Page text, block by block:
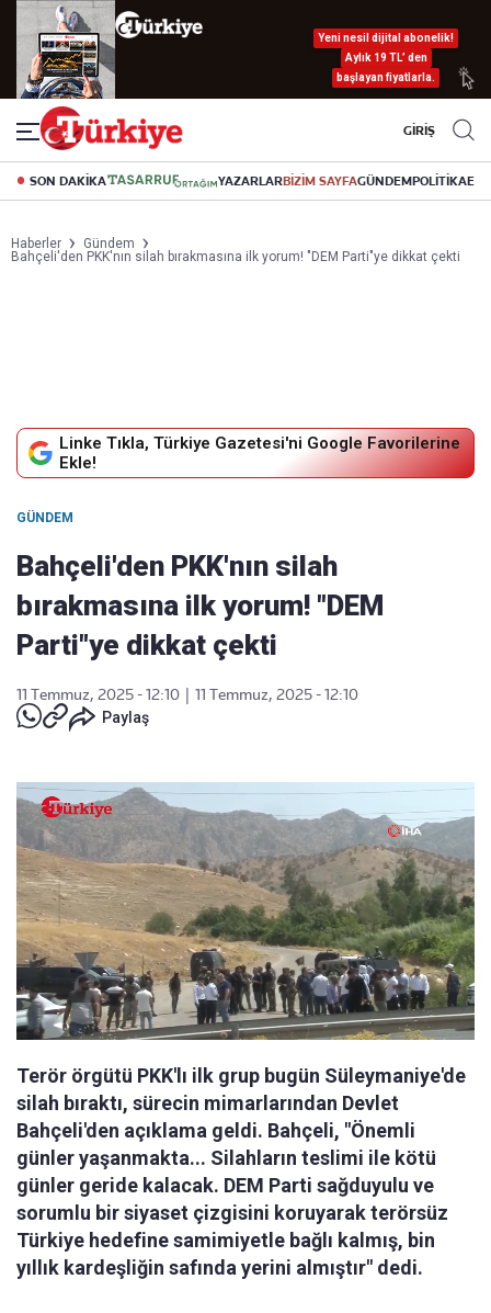
Yeni nesil dijital abonelik!
Aylık 19 TL’ den
başlayan fiyatlarla.
GİRİŞ
SON DAKİKA YAZARLARBİZİM SAYFAGÜNDEMPOLİTİKA
Haberler
Gündem
Bahçeli'den PKK'nın silah bırakmasına ilk yorum! "DEM Parti"ye dikkat çekti
Linke Tıkla, Türkiye Gazetesi'ni Google Favorilerine
Ekle!
GÜNDEM
Bahçeli'den PKK'nın silah
bırakmasına ilk yorum! "DEM
Parti"ye dikkat çekti
11 Temmuz, 2025 - 12:10
11 Temmuz, 2025 - 12:10
Paylaş
Terör örgütü PKK'lı ilk grup bugün Süleymaniye'de
silah bıraktı, sürecin mimarlarından Devlet
Bahçeli'den açıklama geldi. Bahçeli, "Önemli
günler yaşanmakta... Silahların teslimi ile kötü
günler geride kalacak. DEM Parti sağduyulu ve
sorumlu bir siyaset çizgisini koruyarak terörsüz
Türkiye hedefine samimiyetle bağlı kalmış, bin
yıllık kardeşliğin safında yerini almıştır" dedi.